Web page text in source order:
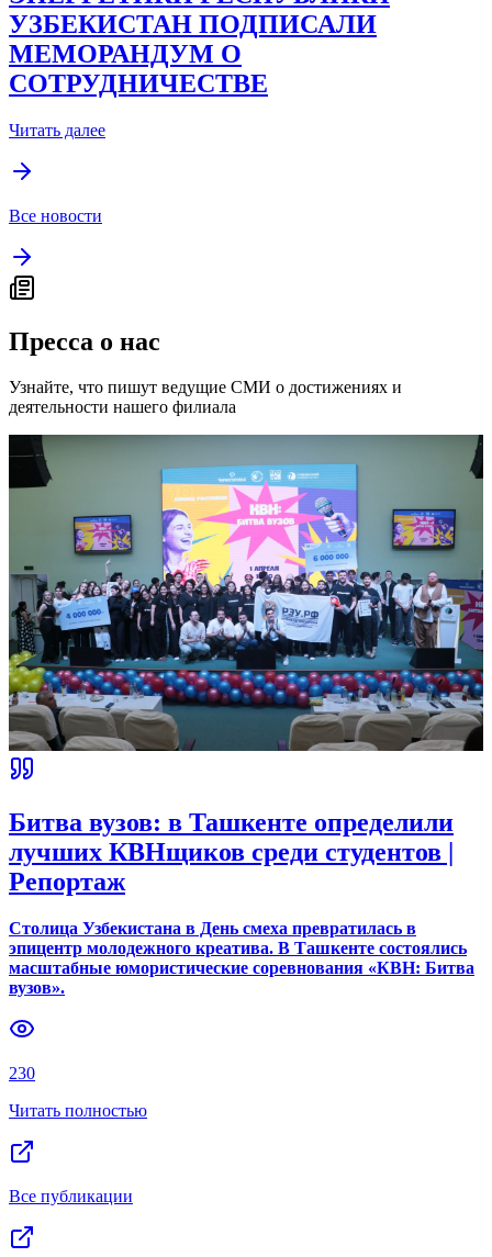
УЗБЕКИСТАН ПОДПИСАЛИ
МЕМОРАНДУМ О
СОТРУДНИЧЕСТВЕ
Читать далее
Все новости
Пресса о нас
Узнайте, что пишут ведущие СМИ о достижениях и
деятельности нашего филиала
Битва вузов: в Ташкенте определили
лучших КВНщиков среди студентов |
Репортаж
Столица Узбекистана в День смеха превратилась в
эпицентр молодежного креатива. В Ташкенте состоялись
масштабные юмористические соревнования «КВН: Битва
вузов».
230
Читать полностью
Все публикации